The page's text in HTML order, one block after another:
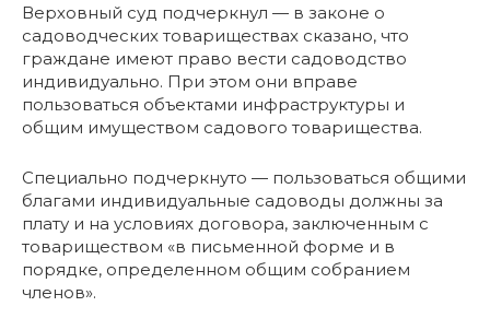
Верховный суд подчеркнул — в законе о
садоводческих товариществах сказано, что
граждане имеют право вести садоводство
индивидуально. При этом они вправе
пользоваться объектами инфраструктуры и
общим имуществом садового товарищества.
Специально подчеркнуто — пользоваться общими
благами индивидуальные садоводы должны за
плату и на условиях договора, заключенным с
товариществом «в письменной форме и в
порядке, определенном общим собранием
членов».